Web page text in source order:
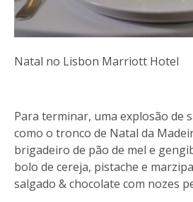
Natal no Lisbon Marriott Hotel
Para terminar, uma explosão de
como o tronco de Natal da
brigadeiro de pão de mel e
bolo de cereja, pistache e
salgado & chocolate com nozes